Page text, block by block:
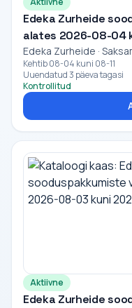
Edeka Zurheide
alates 2026-08-04
Edeka Zurheide ·
Kehtib 08-04 kuni 08-11
Uuendatud 3 päeva tagasi
Kontrollitud
Aktiivne
Edeka Zurheide